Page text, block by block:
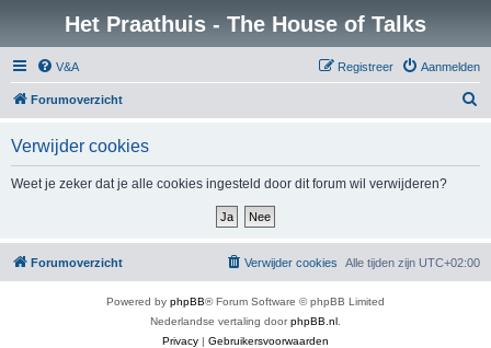
Het Praathuis - The House of Talks
V&A Aanmelden
Registreer
Forumoverzicht
Verwijder cookies
Weet je zeker dat je alle cookies ingesteld door dit forum wil verwijderen?
Forumoverzicht Alle tijden zijn UTC+02:00
Verwijder cookies
Powered by phpBB® Forum Software © phpBB Limited
Nederlandse vertaling doorphpBB.nl
Privacy | Gebruikersvoorwaarden